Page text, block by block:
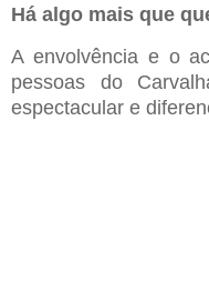
Há algo mais que
A envolvência e o
pessoas do
espectacular e